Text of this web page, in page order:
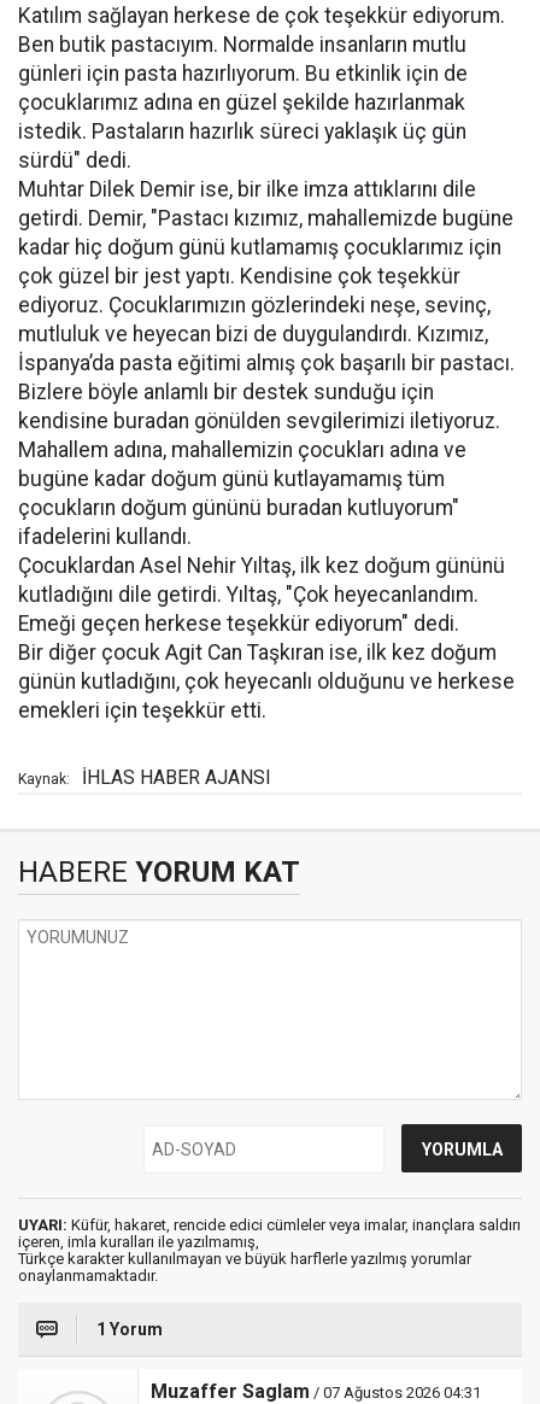
Katılım sağlayan herkese de çok teşekkür ediyorum.
Ben butik pastacıyım. Normalde insanların mutlu
günleri için pasta hazırlıyorum. Bu etkinlik için de
çocuklarımız adına en güzel şekilde hazırlanmak
istedik. Pastaların hazırlık süreci yaklaşık üç gün
sürdü" dedi.
Muhtar Dilek Demir ise, bir ilke imza attıklarını dile
getirdi. Demir, "Pastacı kızımız, mahallemizde bugüne
kadar hiç doğum günü kutlamamış çocuklarımız için
çok güzel bir jest yaptı. Kendisine çok teşekkür
ediyoruz. Çocuklarımızın gözlerindeki neşe, sevinç,
mutluluk ve heyecan bizi de duygulandırdı. Kızımız,
İspanya’da pasta eğitimi almış çok başarılı bir pastacı.
Bizlere böyle anlamlı bir destek sunduğu için
kendisine buradan gönülden sevgilerimizi iletiyoruz.
Mahallem adına, mahallemizin çocukları adına ve
bugüne kadar doğum günü kutlayamamış tüm
çocukların doğum gününü buradan kutluyorum"
ifadelerini kullandı.
Çocuklardan Asel Nehir Yıltaş, ilk kez doğum gününü
kutladığını dile getirdi. Yıltaş, "Çok heyecanlandım.
Emeği geçen herkese teşekkür ediyorum" dedi.
Bir diğer çocuk Agit Can Taşkıran ise, ilk kez doğum
günün kutladığını, çok heyecanlı olduğunu ve herkese
emekleri için teşekkür etti.
Kaynak: İHLAS HABER AJANSI
HABERE YORUM KAT
UYARI: Küfür, hakaret, rencide edici cümleler veya imalar, inançlara saldırı
içeren, imla kuralları ile yazılmamış,
Türkçe karakter kullanılmayan ve büyük harflerle yazılmış yorumlar
onaylanmamaktadır.
1 Yorum
Muzaffer Saglam / 07 Ağustos 2026 04:31